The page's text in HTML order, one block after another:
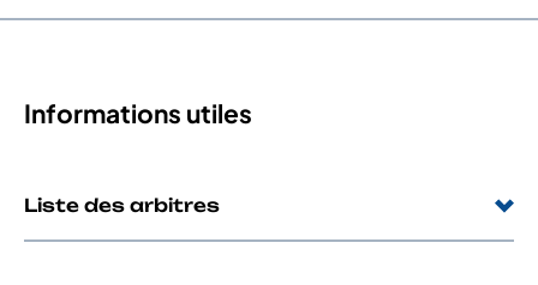
Informations utiles
Liste des arbitres